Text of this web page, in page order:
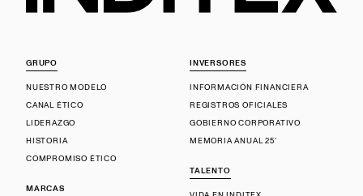
GRUPO
NUESTRO MODELO
CANAL ÉTICO
LIDERAZGO
HISTORIA
COMPROMISO ÉTICO
MARCAS
INVERSORES
INFORMACIÓN FINANCIERA
REGISTROS OFICIALES
GOBIERNO CORPORATIVO
MEMORIA ANUAL 25'
TALENTO